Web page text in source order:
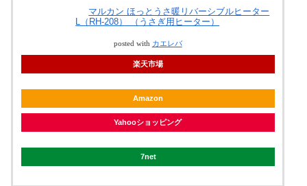
マルカン ほっとうさ暖リバーシブルヒーター
L（RH-208） （うさぎ用ヒーター）
posted with カエレバ
楽天市場
Amazon
Yahooショッピング
7net